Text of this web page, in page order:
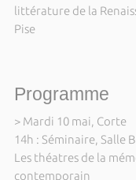
littérature de la
Pise
Programme
> Mardi 10 mai, Corte
14h : Séminaire, Salle
Les théatres de la
contemporain